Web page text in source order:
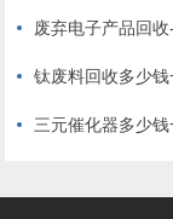
废弃电子产品回
钛废料回收多少
三元催化器多少